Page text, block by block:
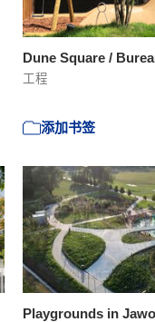
Dune Square /
工程
添加书签
Playgrounds in